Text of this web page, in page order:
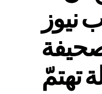
نيوز
تهتمّ